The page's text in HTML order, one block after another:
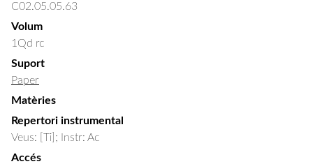
C02.05.05.63
Volum
1Qd rc
Suport
Paper
Matèries
Repertori instrumental
Veus: [Ti]; Instr: Ac
Accés